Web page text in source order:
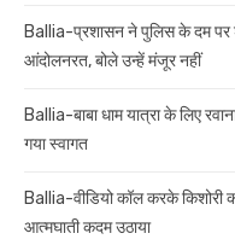
Ballia-प्रशासन ने पुलिस के दम पर
आंदोलनरत, बोले उन्हें मंजूर नहीं
Ballia-बाबा धाम यात्रा के लिए
गया स्वागत
Ballia-वीडियो कॉल करके किशोरी
आत्मघाती कदम उठाया